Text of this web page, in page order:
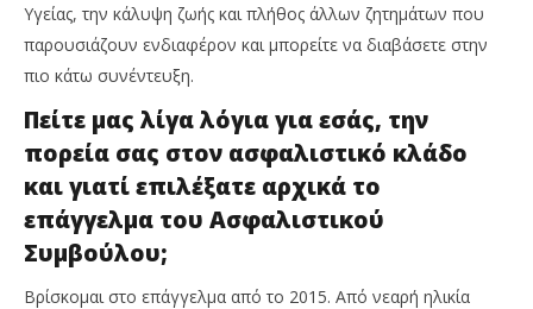
Υγείας, την κάλυψη ζωής και πλήθος άλλων ζητημάτων που
παρουσιάζουν ενδιαφέρoν και μπορείτε να διαβάσετε στην
πιο κάτω συνέντευξη.
Πείτε μας λίγα λόγια για εσάς, την
πορεία σας στον ασφαλιστικό κλάδο
και γιατί επιλέξατε αρχικά το
επάγγελμα του Ασφαλιστικού
Συμβούλου;
Βρίσκομαι στο επάγγελμα από το 2015. Από νεαρή ηλικία